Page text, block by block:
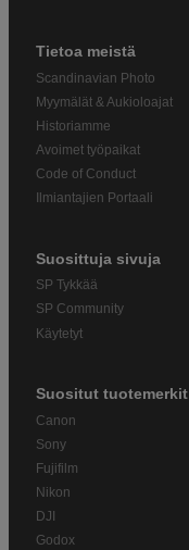
Tietoa meistä
Scandinavian Photo
Myymälät & Aukioloajat
Historiamme
Avoimet työpaikat
Code of Conduct
Ilmiantajien Portaali
Suosittuja sivuja
SP Tykkää
SP Community
Käytetyt
Suositut tuotemerkit
Canon
Sony
Fujifilm
Nikon
DJI
Godox